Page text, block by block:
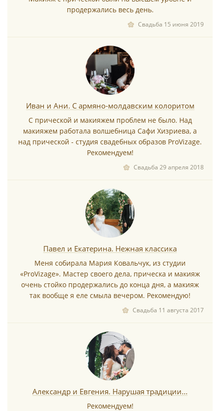
продержались весь день.
Свадьба 15 июня 2019
Иван и Ани. С армяно-молдавским колоритом
С прической и макияжем проблем не было. Над
макияжем работала волшебница Сафи Хизриева, а
над прической - студия свадебных образов ProVizage.
Рекомендуем!
Свадьба 29 апреля 2018
Павел и Екатерина. Нежная классика
Меня собирала Мария Ковальчук, из студии
«ProVizage». Мастер своего дела, прическа и макияж
очень стойко продержались до конца дня, а макияж
так вообще я еле смыла вечером. Рекомендую!
Свадьба 11 августа 2017
Александр и Евгения. Нарушая традиции...
Рекомендуем!